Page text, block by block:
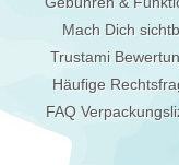
Mach Dich
Trustami
Häufige
FAQ